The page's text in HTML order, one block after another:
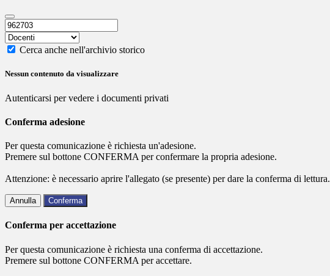
Cerca anche nell'archivio storico
Nessun contenuto da visualizzare
Autenticarsi per vedere i documenti privati
Conferma adesione
Per questa comunicazione è richiesta un'adesione.
Premere sul bottone CONFERMA per confermare la propria adesione.
Attenzione: è necessario aprire l'allegato (se presente) per dare la conferma di lettura.
Annulla Conferma
Conferma per accettazione
Per questa comunicazione è richiesta una conferma di accettazione.
Premere sul bottone CONFERMA per accettare.